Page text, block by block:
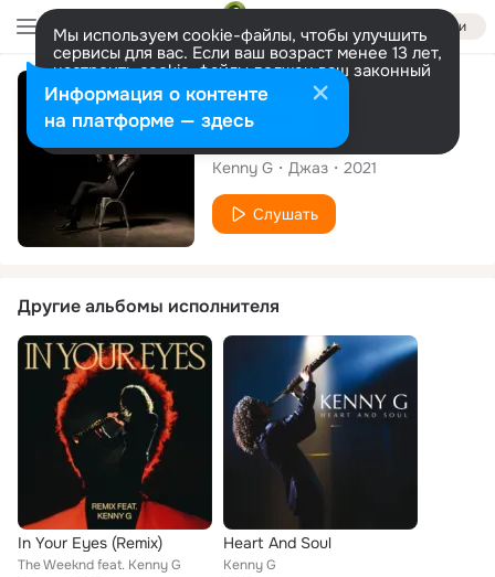
Войти
Мы используем cookie-файлы, чтобы улучшить
сервисы для вас. Если ваш возраст менее 13 лет,
настроить cookie-файлы должен ваш законный
представитель. Больше информации
Разрешить все Настроить
Альбом
New Standards
Kenny G Джаз 2021
Слушать
Другие альбомы исполнителя
In Your Eyes (Remix)
The Weeknd feat. Kenny G
Heart And Soul
Kenny G
Информация о контенте
на платформе — здесь